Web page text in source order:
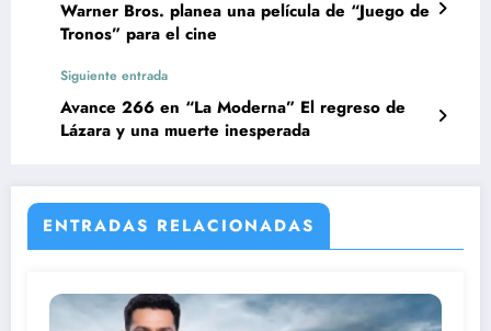
Warner Bros. planea una película de “Juego de
Tronos” para el cine
Siguiente entrada
Avance 266 en “La Moderna” El regreso de
Lázara y una muerte inesperada
ENTRADAS RELACIONADAS